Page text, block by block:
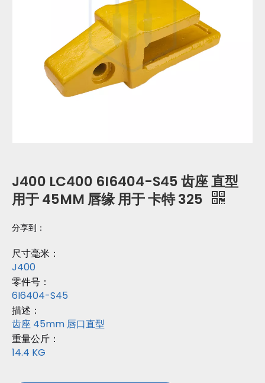
J400 LC400 6I6404-S45 齿座 直型
用于 45MM 唇缘 用于 卡特 325
分享到：
尺寸毫米：
J400
零件号：
6I6404-S45
描述：
齿座 45mm 唇口直型
重量公斤：
14.4 KG